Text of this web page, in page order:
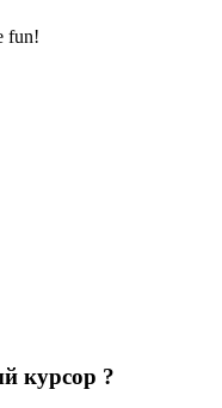
fun!
курсор ?